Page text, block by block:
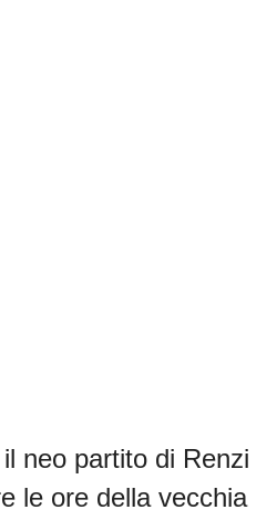
neo partito di Renzi
le ore della vecchia